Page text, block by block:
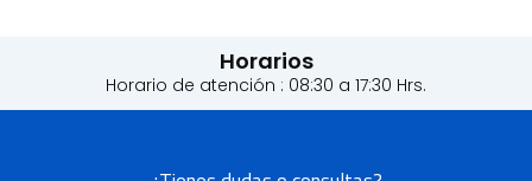
Horarios
Horario de atención : 08:30 a 17:30 Hrs.